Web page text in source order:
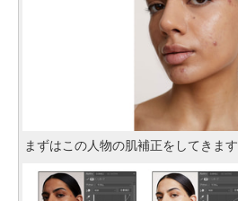
まずはこの人物の肌補正をしてきます